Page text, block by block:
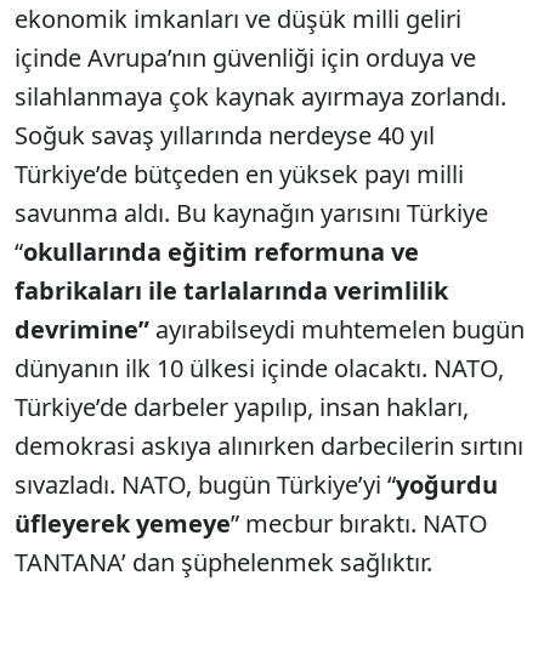
ekonomik imkanları ve düşük milli geliri
içinde Avrupa’nın güvenliği için orduya ve
silahlanmaya çok kaynak ayırmaya zorlandı.
Soğuk savaş yıllarında nerdeyse 40 yıl
Türkiye’de bütçeden en yüksek payı milli
savunma aldı. Bu kaynağın yarısını Türkiye
“okullarında eğitim reformuna ve
fabrikaları ile tarlalarında verimlilik
devrimine” ayırabilseydi muhtemelen bugün
dünyanın ilk 10 ülkesi içinde olacaktı. NATO,
Türkiye’de darbeler yapılıp, insan hakları,
demokrasi askıya alınırken darbecilerin sırtını
sıvazladı. NATO, bugün Türkiye’yi “yoğurdu
üfleyerek yemeye” mecbur bıraktı. NATO
TANTANA’ dan şüphelenmek sağlıktır.